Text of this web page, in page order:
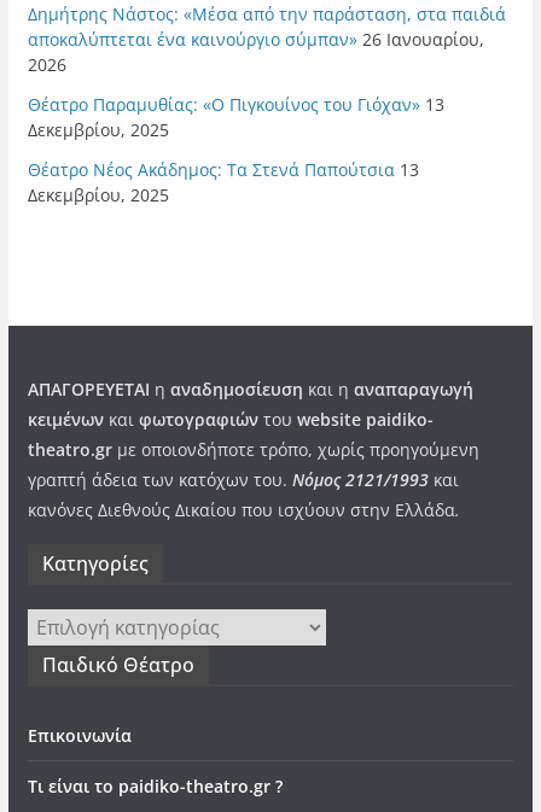
Δημήτρης Νάστος: «Μέσα από την παράσταση, στα παιδιά
αποκαλύπτεται ένα καινούργιο σύμπαν» 26 Ιανουαρίου,
2026
Θέατρο Παραμυθίας: «Ο Πιγκουίνος του Γιόχαν» 13
Δεκεμβρίου, 2025
Θέατρο Νέος Ακάδημος: Τα Στενά Παπούτσια 13
Δεκεμβρίου, 2025
ΑΠΑΓΟΡΕΥΕΤΑΙ η αναδημοσίευση και η αναπαραγωγή
κειμένωνκαι φωτογραφιώντου website paidiko-
theatro.grμε οποιονδήποτε τρόπο, χωρίς προηγούμενη
γραπτή άδεια των κατόχων του. Νόμος 2121/1993και
κανόνες Διεθνούς Δικαίου που ισχύουν στην Ελλάδα.
Kατηγορίες
Kατηγορίες
Παιδικό Θέατρο
Επικοινωνία
Τι είναι το paidiko-theatro.gr ?